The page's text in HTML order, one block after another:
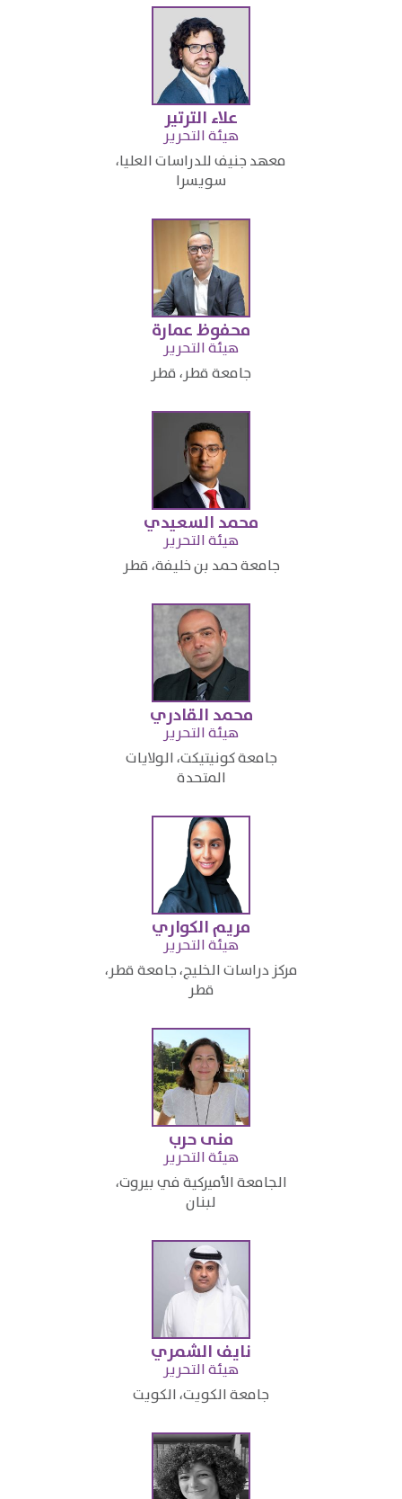
علاء الترتير
​هيئة التحرير
​معهد جنيف للدراسات العليا،
سويسرا​
محفوظ عمارة
​هيئة التحرير
​جامعة قطر، قطر​
محمد السعيدي
​هيئة التحرير
​جامعة حمد بن خليفة، قطر​
محمد القادري
​هيئة التحرير
​جامعة كونيتيكت، الولايات
المتحدة​
مريم الكواري
​هيئة التحرير
​مركز دراسات الخليج، جامعة قطر،
قطر​
منى حرب
​هيئة التحرير
​الجامعة الأميركية في بيروت،
لبنان​
نايف الشمري
​هيئة التحرير
​جامعة الكويت، الكويت​